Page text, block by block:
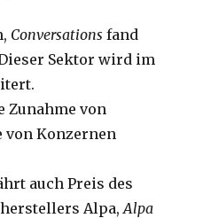
Conversations fand
Sektor wird im
Zunahme von
von Konzernen
auch Preis des
Alpa,Alpa